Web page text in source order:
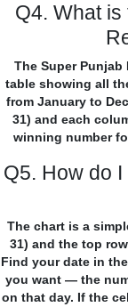
Q4. What
The Super Punjab
table showing all
from January to
31) and each
winning number
Q5. How do
The chart is a
31) and the top
Find your date in
you want — the
on that day. If the